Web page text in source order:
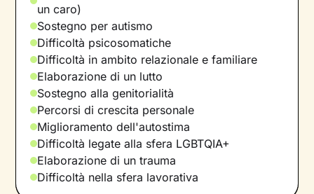
un caro)
Sostegno per autismo
Difficoltà psicosomatiche
Difficoltà in ambito relazionale e familiare
Elaborazione di un lutto
Sostegno alla genitorialità
Percorsi di crescita personale
Miglioramento dell'autostima
Difficoltà legate alla sfera LGBTQIA+
Elaborazione di un trauma
Difficoltà nella sfera lavorativa